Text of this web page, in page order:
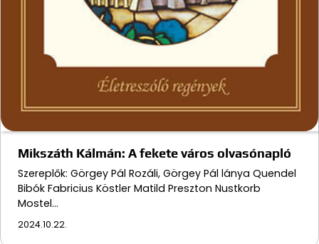
Mikszáth Kálmán: A fekete város olvasónapló
Szereplők: Görgey Pál Rozáli, Görgey Pál lánya Quendel
Bibók Fabricius Köstler Matild Preszton Nustkorb
Mostel…
2024.10.22.